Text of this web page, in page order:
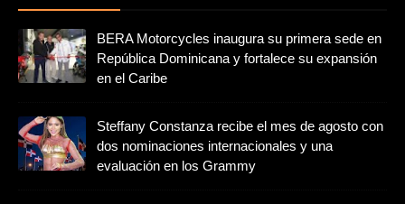
BERA Motorcycles inaugura su primera sede en
República Dominicana y fortalece su expansión
en el Caribe
Steffany Constanza recibe el mes de agosto con
dos nominaciones internacionales y una
evaluación en los Grammy